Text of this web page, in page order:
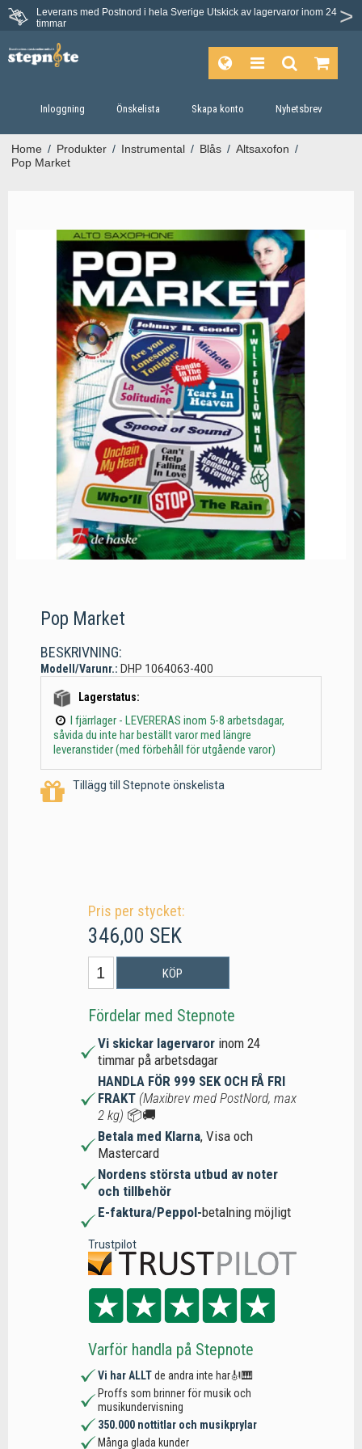
Leverans med Postnord i hela Sverige Utskick av lagervaror inom 24
timmar
Inloggning Önskelista Skapa konto Nyhetsbrev
Home / Produkter / Instrumental / Blås / Altsaxofon /
Pop Market
Pop Market
BESKRIVNING:
Modell/Varunr.: DHP 1064063-400
Lagerstatus:
I fjärrlager - LEVERERAS inom 5-8 arbetsdagar,
såvida du inte har beställt varor med längre
leveranstider (med förbehåll för utgående varor)
Tillägg till Stepnote önskelista
Pris per stycket:
346,00 SEK
KÖP
Fördelar med Stepnote
Vi skickar lagervaror inom 24
timmar på arbetsdagar
HANDLA FÖR 999 SEK OCH FÅ FRI
FRAKT (Maxibrev med PostNord, max
2 kg) 📦🚚
Betala med Klarna, Visa och
Mastercard
Nordens största utbud av noter
och tillbehör
E-faktura/Peppol-betalning möjligt
Trustpilot
Varför handla på Stepnote
Vi har ALLTde andra inte har🎻🎹
Proffs som brinner för musik och
musikundervisning
350.000 nottitlar och musikprylar
Många glada kunder